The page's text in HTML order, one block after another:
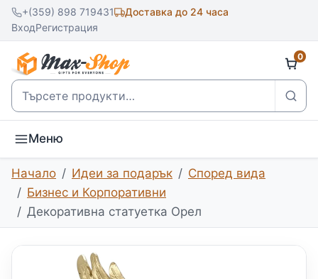
+(359) 898 719431
Доставка до 24 часа
ВходРегистрация
Търсене
0
Меню
Начало Идеи за подарък
Според вида
Бизнес и Корпоративни
Декоративна статуетка Орел